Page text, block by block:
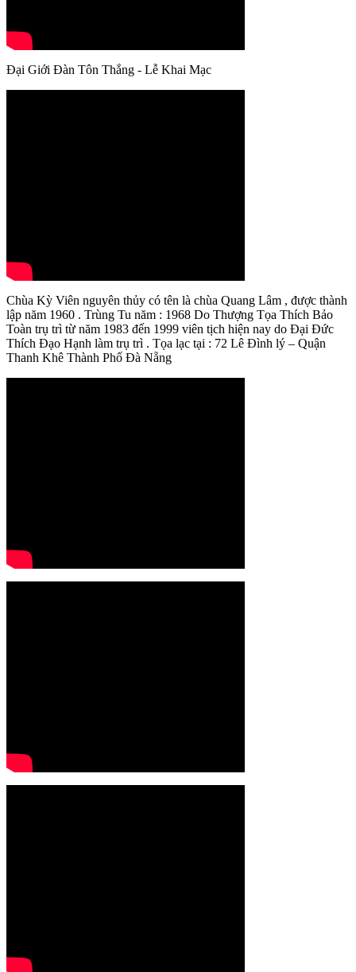
Đại Giới Đàn Tôn Thắng - Lễ Khai Mạc
Chùa Kỳ Viên nguyên thủy có tên là chùa Quang Lâm , được thành
lập năm 1960 . Trùng Tu năm : 1968 Do Thượng Tọa Thích Bảo
Toàn trụ trì từ năm 1983 đến 1999 viên tịch hiện nay do Đại Đức
Thích Đạo Hạnh làm trụ trì . Tọa lạc tại : 72 Lê Đình lý – Quận
Thanh Khê Thành Phố Đà Nẵng